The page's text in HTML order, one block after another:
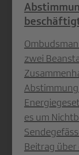
zwei
es um
Beitrag